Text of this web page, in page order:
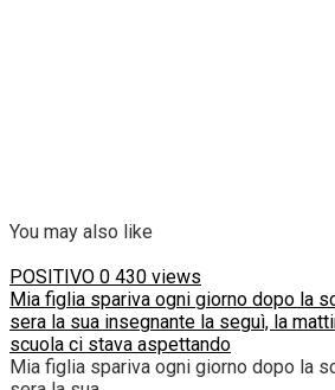
You may also like
POSITIVO 0 430 views
Mia figlia spariva ogni giorno dopo la
sera la sua insegnante la seguì, la
scuola ci stava aspettando
Mia figlia spariva ogni giorno dopo la